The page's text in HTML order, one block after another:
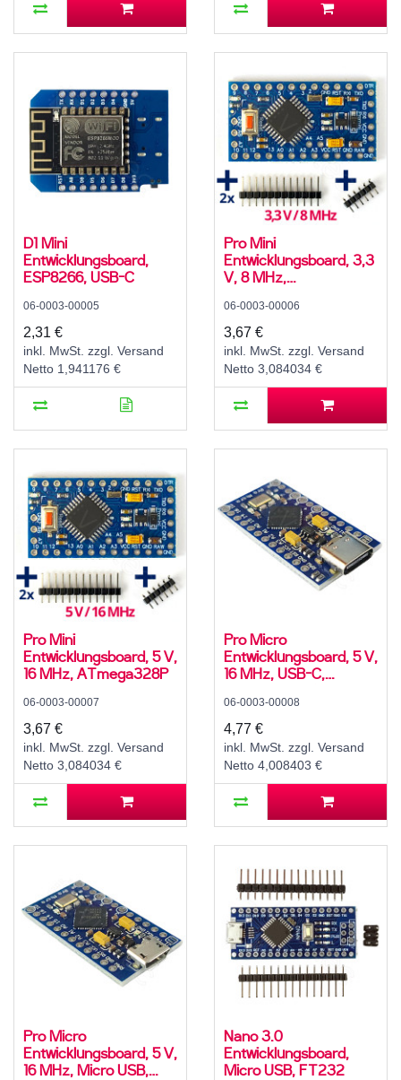
D1 Mini
Entwicklungsboard,
ESP8266, USB-C
06-0003-00005
2,31 €
inkl. MwSt. zzgl. Versand
Netto 1,941176 €
Pro Mini
Entwicklungsboard, 3,3
V, 8 MHz,
06-0003-00006
3,67 €
inkl. MwSt. zzgl. Versand
Netto 3,084034 €
Pro Mini
Entwicklungsboard, 5 V,
16 MHz, ATmega328P
06-0003-00007
3,67 €
inkl. MwSt. zzgl. Versand
Netto 3,084034 €
Pro Micro
Entwicklungsboard, 5 V,
16 MHz, USB-C,
06-0003-00008
4,77 €
inkl. MwSt. zzgl. Versand
Netto 4,008403 €
Pro Micro
Entwicklungsboard, 5 V,
16 MHz, Micro USB,
Nano 3.0
Entwicklungsboard,
Micro USB, FT232